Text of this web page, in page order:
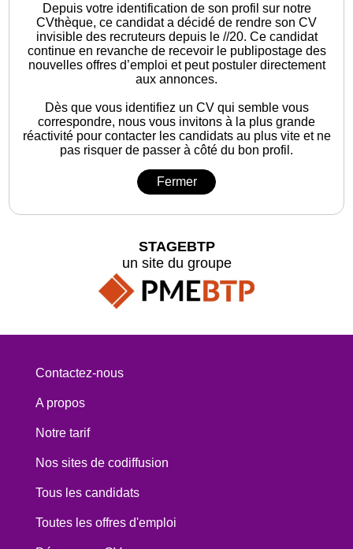
Depuis votre identification de son profil sur notre
CVthèque, ce candidat a décidé de rendre son CV
invisible des recruteurs depuis le //20. Ce candidat
continue en revanche de recevoir le publipostage des
nouvelles offres d’emploi et peut postuler directement
aux annonces.
Dès que vous identifiez un CV qui semble vous
correspondre, nous vous invitons à la plus grande
réactivité pour contacter les candidats au plus vite et ne
pas risquer de passer à côté du bon profil.
Fermer
STAGEBTP
un site du groupe
Contactez-nous
A propos
Notre tarif
Nos sites de codiffusion
Tous les candidats
Toutes les offres d'emploi